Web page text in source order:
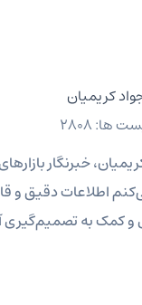
کریمیان
ها: 2808
خبرنگار
اطلاعات دقیق و
و کمک به تصمیم‌گیری